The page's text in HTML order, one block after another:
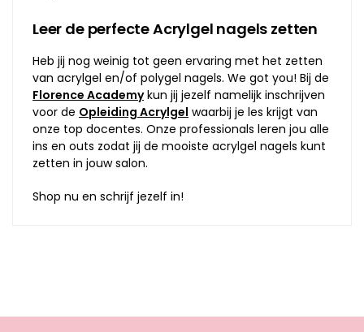
Leer de perfecte Acrylgel nagels zetten
Heb jij nog weinig tot geen ervaring met het zetten
van acrylgel en/of polygel nagels. We got you! Bij de
Florence Academykun jij jezelf namelijk inschrijven
voor de Opleiding Acrylgel waarbij je les krijgt van
onze top docentes. Onze professionals leren jou alle
ins en outs zodat jij de mooiste acrylgel nagels kunt
zetten in jouw salon.
Shop nu en schrijf jezelf in!